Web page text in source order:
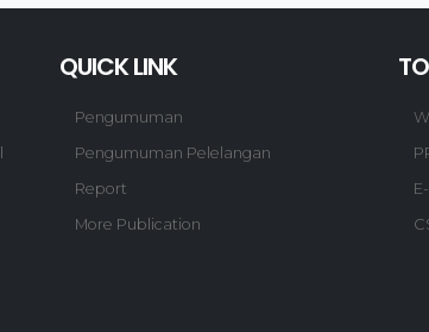
QUICK LINK
Pengumuman
Pengumuman Pelelangan
Report
More Publication